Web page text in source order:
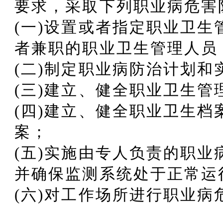
要求，采取下列职业病危
(一)设置或者指定职业卫生
者兼职的职业卫生管理人员
(二)制定职业病防治计划和
(三)建立、健全职业卫生管
(四)建立、健全职业卫生档
案；
(五)实施由专人负责的职业
并确保监测系统处于正常运
(六)对工作场所进行职业病